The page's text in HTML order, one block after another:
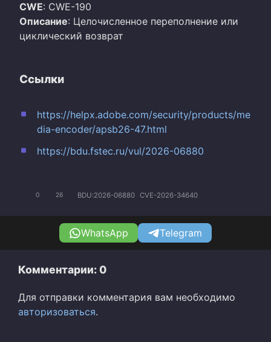
CWE: CWE-190
Описание: Целочисленное переполнение или
циклический возврат
Ссылки
https://helpx.adobe.com/security/products/me
dia-encoder/apsb26-47.html
https://bdu.fstec.ru/vul/2026-06880
0 26 BDU:2026-06880 CVE-2026-34640
WhatsApp Telegram
Комментарии: 0
Для отправки комментария вам необходимо
авторизоваться.